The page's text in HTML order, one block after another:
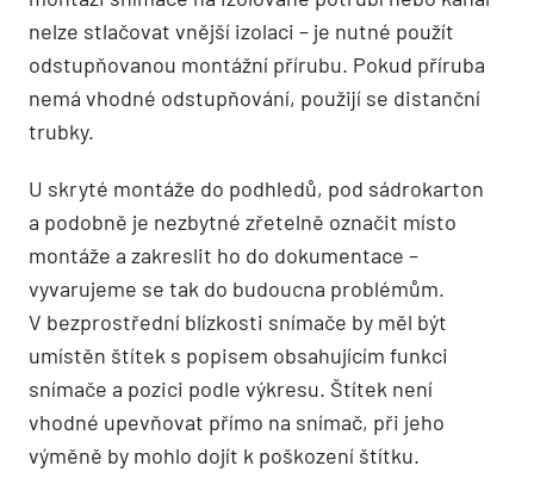
nelze stlačovat vnější izolaci – je nutné použít
odstupňovanou montážní přírubu. Pokud příruba
nemá vhodné odstupňování, použijí se distanční
trubky.
U skryté montáže do podhledů, pod sádrokarton
a podobně je nezbytné zřetelně označit místo
montáže a zakreslit ho do dokumentace –
vyvarujeme se tak do budoucna problémům.
V bezprostřední blízkosti snímače by měl být
umístěn štítek s popisem obsahujícím funkci
snímače a pozici podle výkresu. Štítek není
vhodné upevňovat přímo na snímač, při jeho
výměně by mohlo dojít k poškození štítku.